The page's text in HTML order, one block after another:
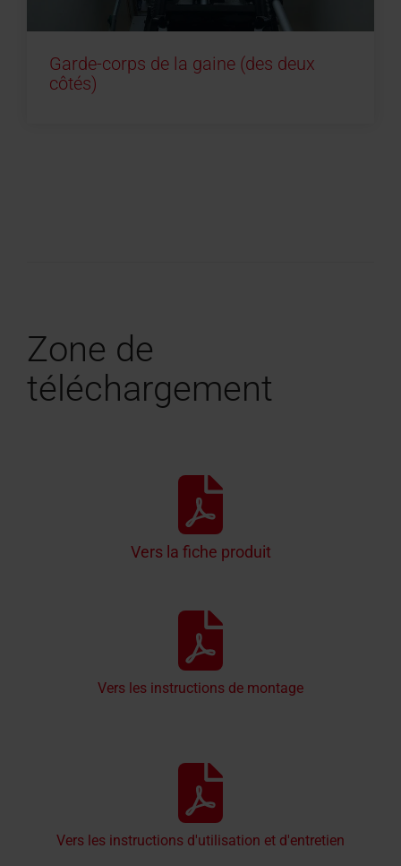
Garde-corps de la gaine (des deux
côtés)
Zone de
téléchargement
Vers la fiche produit
Vers les instructions de montage
Vers les instructions d'utilisation et d'entretien